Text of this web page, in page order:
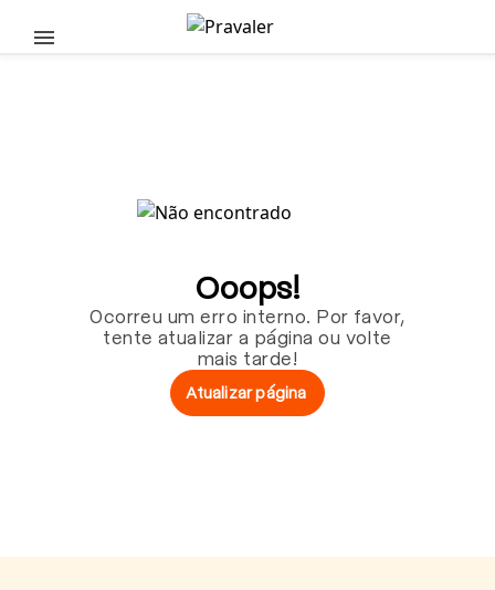
Pular para o conteúdo principal
Ooops!
Ocorreu um erro interno. Por favor,
tente atualizar a página ou volte
mais tarde!
Atualizar página